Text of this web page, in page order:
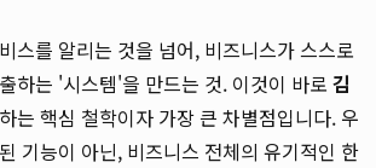
스를 알리는 것을 넘어, 비즈니스가 스스로
하는 '시스템'을 만드는 것. 이것이 바로 김
는 핵심 철학이자 가장 큰 차별점입니다. 우
기능이 아닌, 비즈니스 전체의 유기적인 한